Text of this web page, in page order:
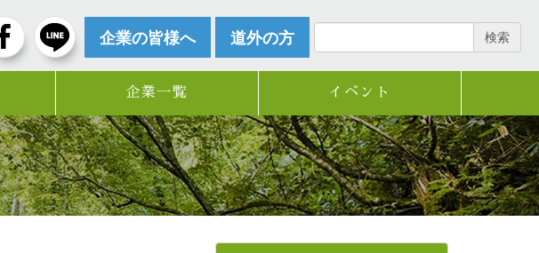
企業の皆様へ 道外の方 検索
企業一覧 イベント